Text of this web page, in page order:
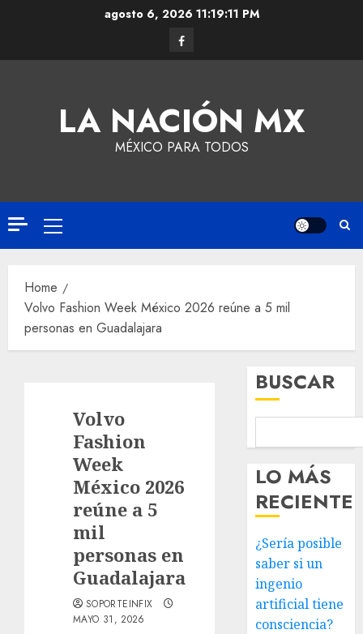
agosto 6, 2026 11:19:11 PM
LA NACIÓN MX
MÉXICO PARA TODOS
Home
Volvo Fashion Week México 2026 reúne a 5 mil
personas en Guadalajara
Volvo
Fashion
Week
México 2026
reúne a 5
mil
personas en
Guadalajara
SOPORTEINFIX
MAYO 31, 2026
BUSCAR
LO MÁS
RECIENTE
¿Sería posible
saber si un
ingenio
artificial tiene
consciencia?